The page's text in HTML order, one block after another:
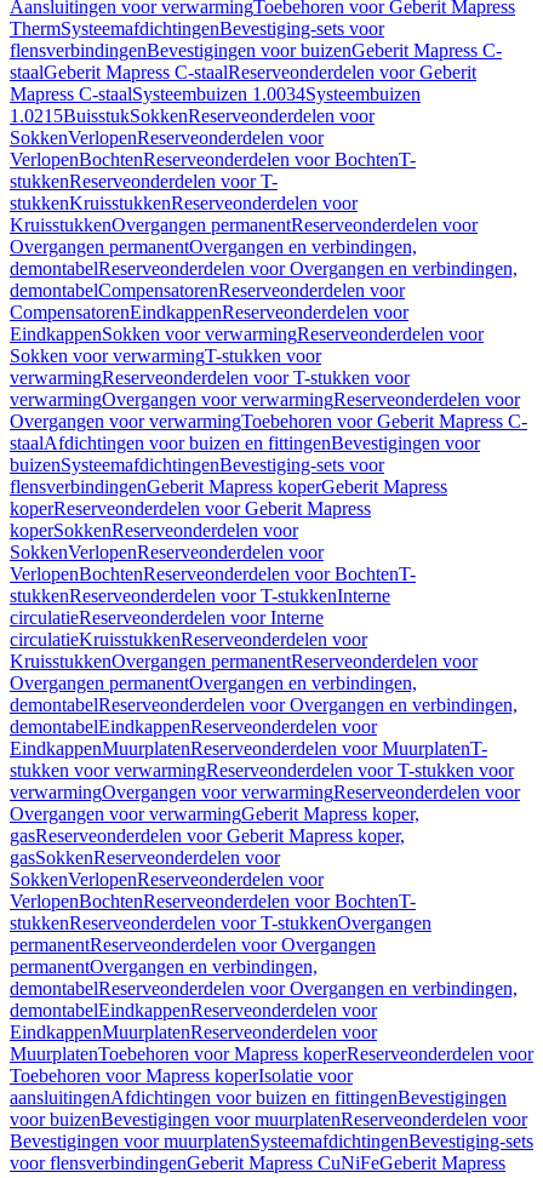
Aansluitingen voor verwarmingToebehoren voor Geberit Mapress
ThermSysteemafdichtingenBevestiging-sets voor
flensverbindingenBevestigingen voor buizenGeberit Mapress C-
staalGeberit Mapress C-staalReserveonderdelen voor Geberit
Mapress C-staalSysteembuizen 1.0034Systeembuizen
1.0215BuisstukSokkenReserveonderdelen voor
SokkenVerlopenReserveonderdelen voor
VerlopenBochtenReserveonderdelen voor BochtenT-
stukkenReserveonderdelen voor T-
stukkenKruisstukkenReserveonderdelen voor
KruisstukkenOvergangen permanentReserveonderdelen voor
Overgangen permanentOvergangen en verbindingen,
demontabelReserveonderdelen voor Overgangen en verbindingen,
demontabelCompensatorenReserveonderdelen voor
CompensatorenEindkappenReserveonderdelen voor
EindkappenSokken voor verwarmingReserveonderdelen voor
Sokken voor verwarmingT-stukken voor
verwarmingReserveonderdelen voor T-stukken voor
verwarmingOvergangen voor verwarmingReserveonderdelen voor
Overgangen voor verwarmingToebehoren voor Geberit Mapress C-
staalAfdichtingen voor buizen en fittingenBevestigingen voor
buizenSysteemafdichtingenBevestiging-sets voor
flensverbindingenGeberit Mapress koperGeberit Mapress
koperReserveonderdelen voor Geberit Mapress
koperSokkenReserveonderdelen voor
SokkenVerlopenReserveonderdelen voor
VerlopenBochtenReserveonderdelen voor BochtenT-
stukkenReserveonderdelen voor T-stukkenInterne
circulatieReserveonderdelen voor Interne
circulatieKruisstukkenReserveonderdelen voor
KruisstukkenOvergangen permanentReserveonderdelen voor
Overgangen permanentOvergangen en verbindingen,
demontabelReserveonderdelen voor Overgangen en verbindingen,
demontabelEindkappenReserveonderdelen voor
EindkappenMuurplatenReserveonderdelen voor MuurplatenT-
stukken voor verwarmingReserveonderdelen voor T-stukken voor
verwarmingOvergangen voor verwarmingReserveonderdelen voor
Overgangen voor verwarmingGeberit Mapress koper,
gasReserveonderdelen voor Geberit Mapress koper,
gasSokkenReserveonderdelen voor
SokkenVerlopenReserveonderdelen voor
VerlopenBochtenReserveonderdelen voor BochtenT-
stukkenReserveonderdelen voor T-stukkenOvergangen
permanentReserveonderdelen voor Overgangen
permanentOvergangen en verbindingen,
demontabelReserveonderdelen voor Overgangen en verbindingen,
demontabelEindkappenReserveonderdelen voor
EindkappenMuurplatenReserveonderdelen voor
MuurplatenToebehoren voor Mapress koperReserveonderdelen voor
Toebehoren voor Mapress koperIsolatie voor
aansluitingenAfdichtingen voor buizen en fittingenBevestigingen
voor buizenBevestigingen voor muurplatenReserveonderdelen voor
Bevestigingen voor muurplatenSysteemafdichtingenBevestiging-sets
voor flensverbindingenGeberit Mapress CuNiFeGeberit Mapress